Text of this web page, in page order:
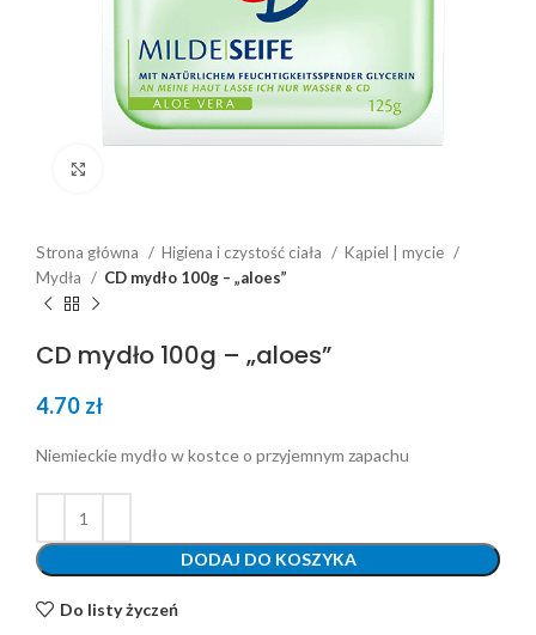
Strona główna Higiena i czystość ciała
Kąpiel | mycie
Mydła
CD mydło 100g – „aloes”
CD mydło 100g – „aloes”
4.70 zł
Niemieckie mydło w kostce o przyjemnym zapachu
DODAJ DO KOSZYKA
Do listy życzeń